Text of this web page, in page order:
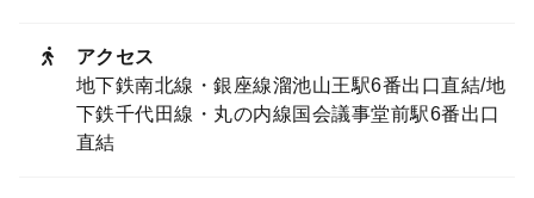
アクセス
地下鉄南北線・銀座線溜池山王駅6番出口直結/地
下鉄千代田線・丸の内線国会議事堂前駅6番出口
直結